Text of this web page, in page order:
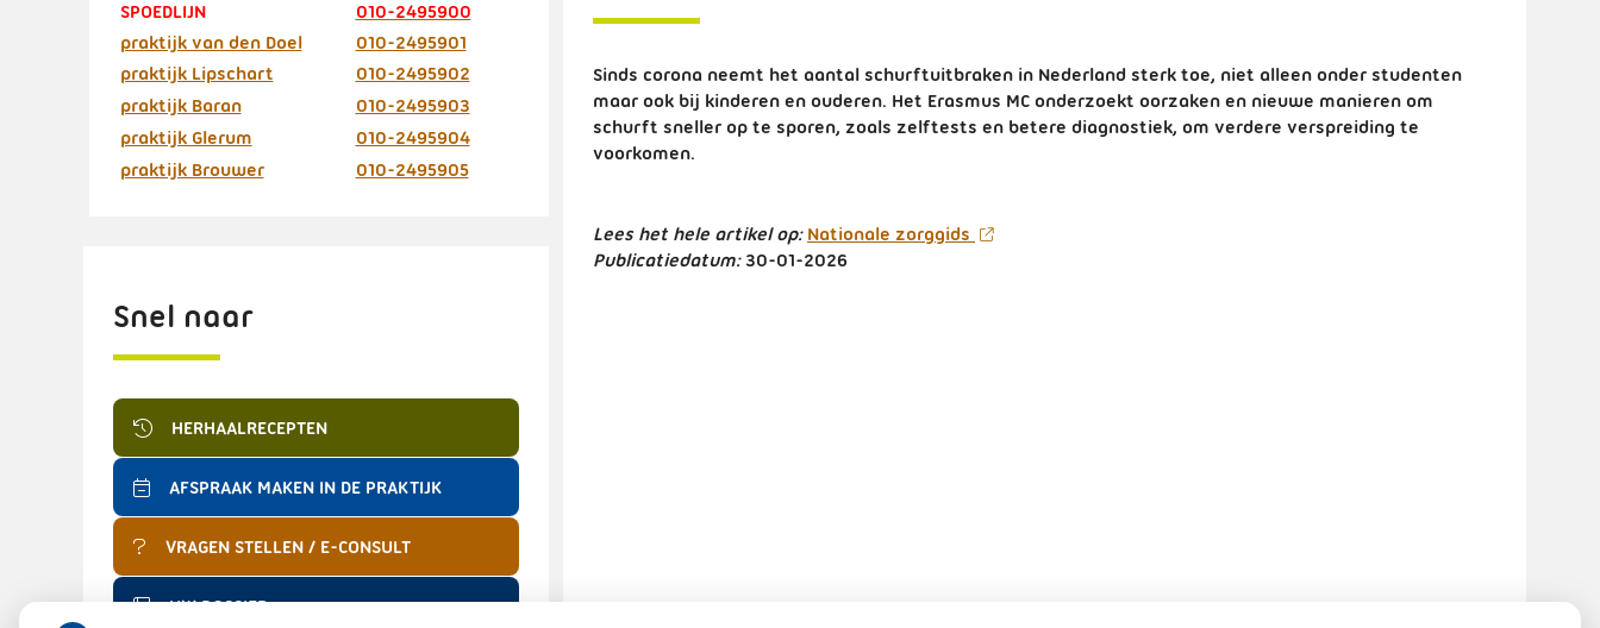
Sinds corona neemt het aantal schurftuitbraken in Nederland sterk toe, niet alleen onder studenten
maar ook bij kinderen en ouderen. Het Erasmus MC onderzoekt oorzaken en nieuwe manieren om
schurft sneller op te sporen, zoals zelftests en betere diagnostiek, om verdere verspreiding te
voorkomen.
Lees het hele artikel op: Nationale zorggids
Publicatiedatum: 30-01-2026
SPOEDLIJN
010-2495900
praktijk van den Doel
010-2495901
praktijk Lipschart
010-2495902
praktijk Baran
010-2495903
praktijk Glerum
010-2495904
praktijk Brouwer
010-2495905
Snel naar
HERHAALRECEPTEN
AFSPRAAK MAKEN IN DE PRAKTIJK
VRAGEN STELLEN / E-CONSULT
UW DOSSIER